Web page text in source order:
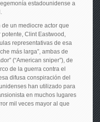
estadounidense a
de un mediocre actor que
Clint Eastwood,
representativas de esa
más larga”, ambas de
(“American sniper”), de
de la guerra contra el
difusa conspiración del
han utilizado para
en muchos lugares
mil veces mayor al que